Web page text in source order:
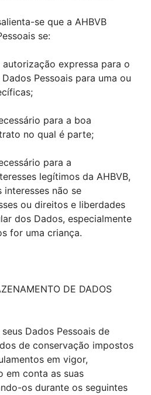
se que a AHBVB
se:
expressa para o
Pessoais para uma ou
para a boa
no qual é parte;
para a
legítimos da AHBVB,
interesses não se
ou direitos e liberdades
dos Dados, especialmente
for uma criança.
DE DADOS
Dados Pessoais de
de conservação impostos
em vigor,
em conta as suas
os durante os seguintes